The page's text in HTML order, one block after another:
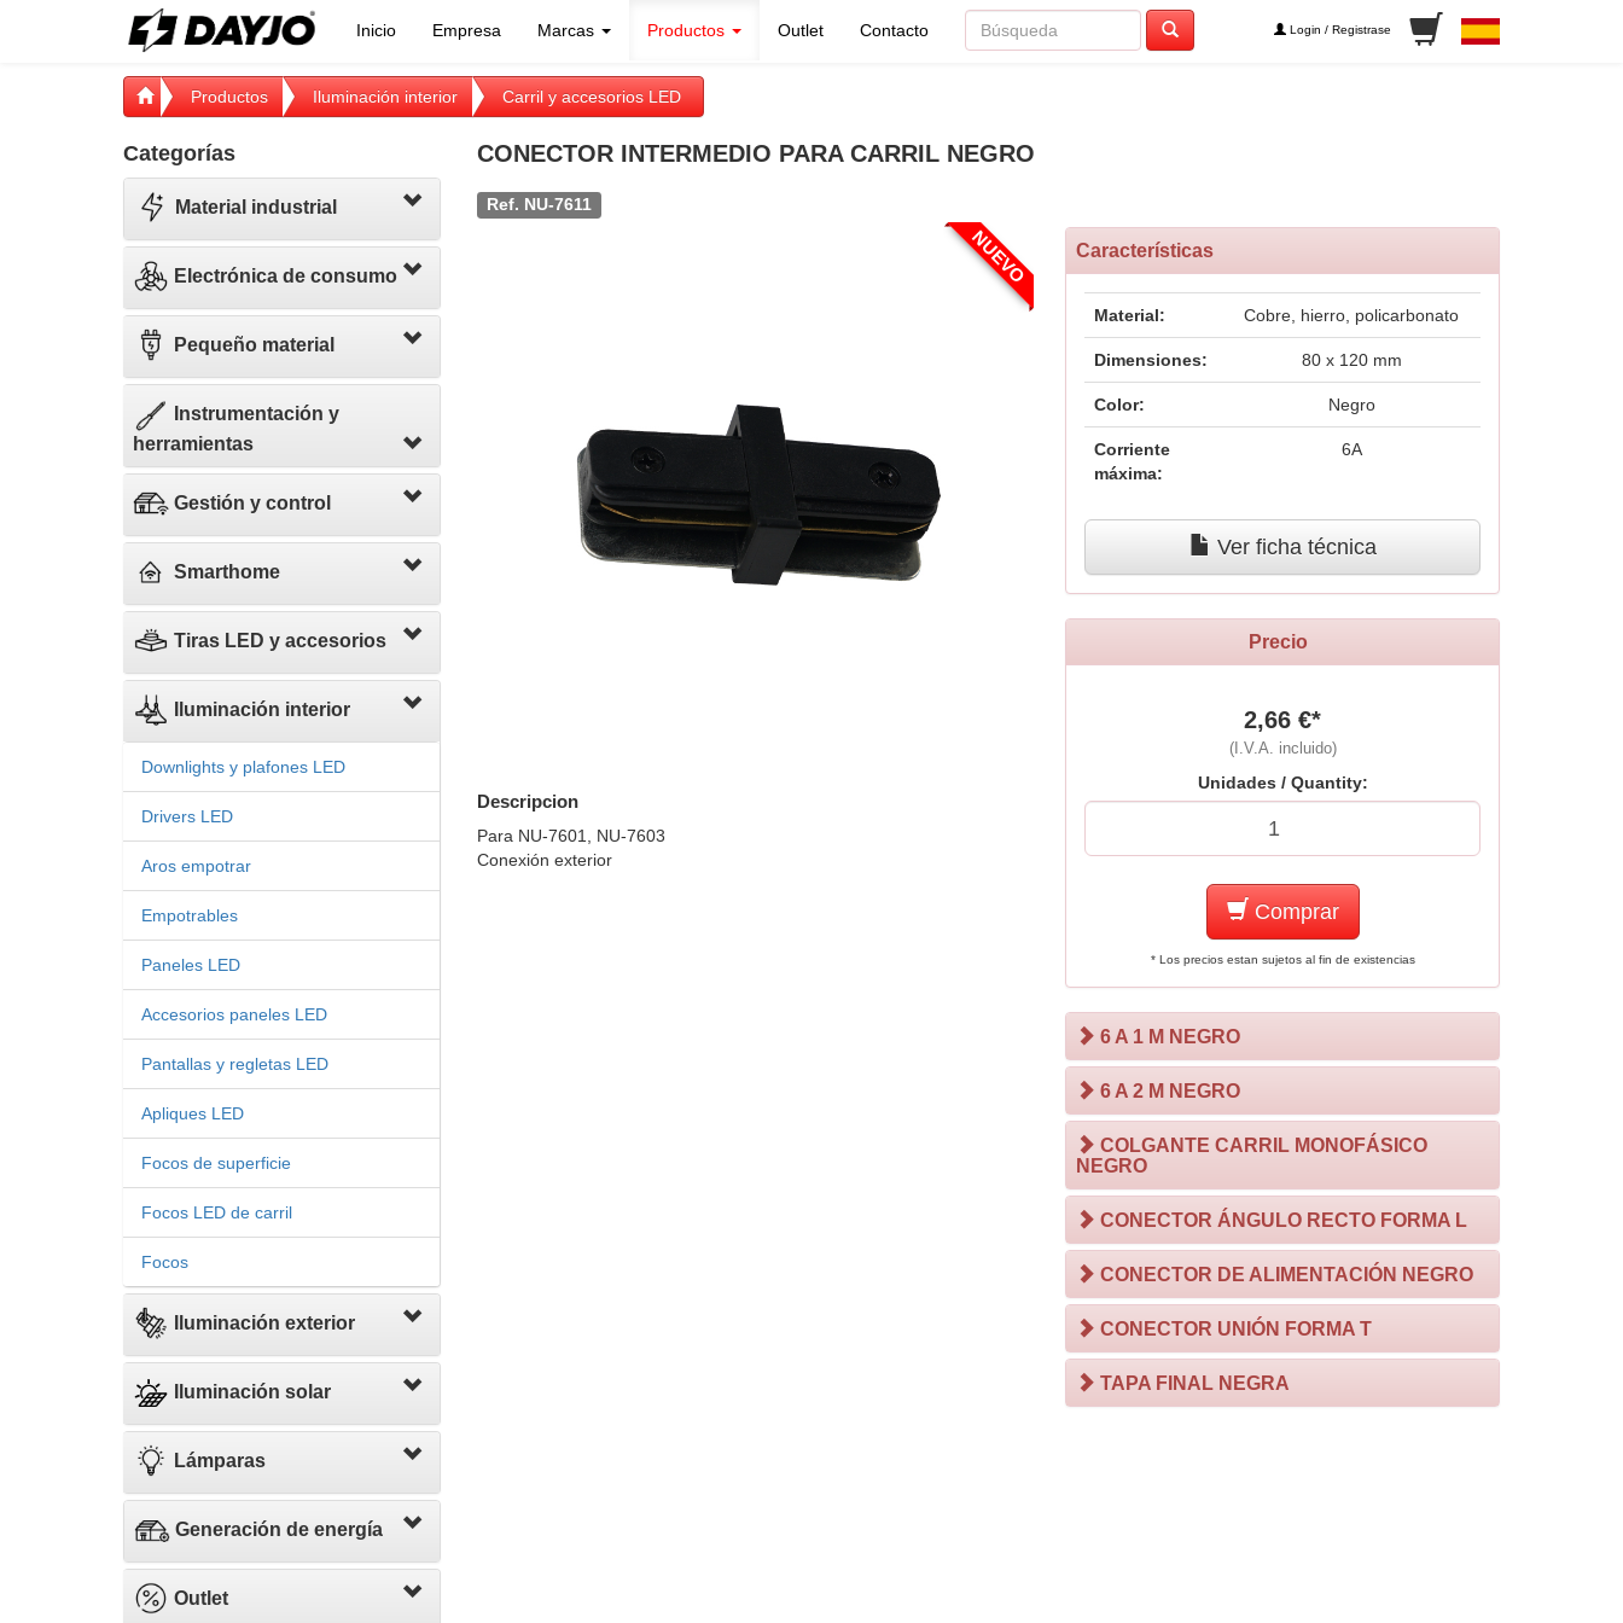
Inicio Empresa Marcas Productos Outlet Contacto Login / Registrase
Productos Iluminación interior Carril y accesorios LED
Categorías
Material industrial
Electrónica de consumo
Pequeño material
Instrumentación y
herramientas
Gestión y control
Smarthome
Tiras LED y accesorios
Iluminación interior
Downlights y plafones LED
Drivers LED
Aros empotrar
Empotrables
Paneles LED
Accesorios paneles LED
Pantallas y regletas LED
Apliques LED
Focos de superficie
Focos LED de carril
Focos
Iluminación exterior
Iluminación solar
Lámparas
Generación de energía
Outlet
CONECTOR INTERMEDIO PARA CARRIL NEGRO
Ref. NU-7611
NUEVO
Descripcion
Para NU-7601, NU-7603
Conexión exterior
Características
Material: Cobre, hierro, policarbonato
Dimensiones: 80 x 120 mm
Color: Negro
Corriente
máxima:
6A
Ver ficha técnica
Precio
2,66 €*
(I.V.A. incluido)
Unidades / Quantity:
Comprar
* Los precios estan sujetos al fin de existencias
6 A 1 M NEGRO
6 A 2 M NEGRO
COLGANTE CARRIL MONOFÁSICO
NEGRO
CONECTOR ÁNGULO RECTO FORMA L
CONECTOR DE ALIMENTACIÓN NEGRO
CONECTOR UNIÓN FORMA T
TAPA FINAL NEGRA